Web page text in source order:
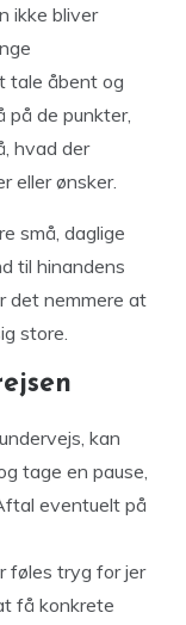
ikke bliver
tale åbent og
på de punkter,
hvad der
eller ønsker.
små, daglige
til hinandens
det nemmere at
store.
kan
tage en pause,
eventuelt på
føles tryg for jer
få konkrete